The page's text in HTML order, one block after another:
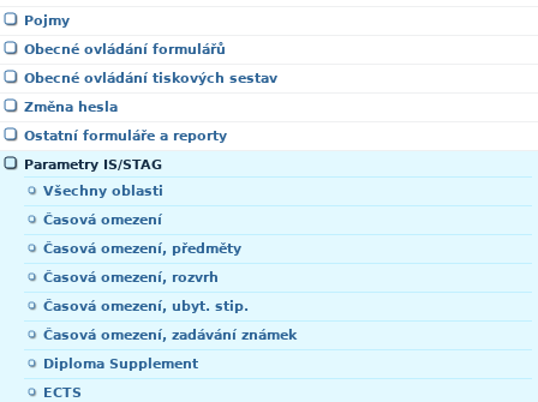
Pojmy
Obecné ovládání formulářů
Obecné ovládání tiskových sestav
Změna hesla
Ostatní formuláře a reporty
Parametry IS/STAG
Všechny oblasti
Časová omezení
Časová omezení, předměty
Časová omezení, rozvrh
Časová omezení, ubyt. stip.
Časová omezení, zadávání známek
Diploma Supplement
ECTS